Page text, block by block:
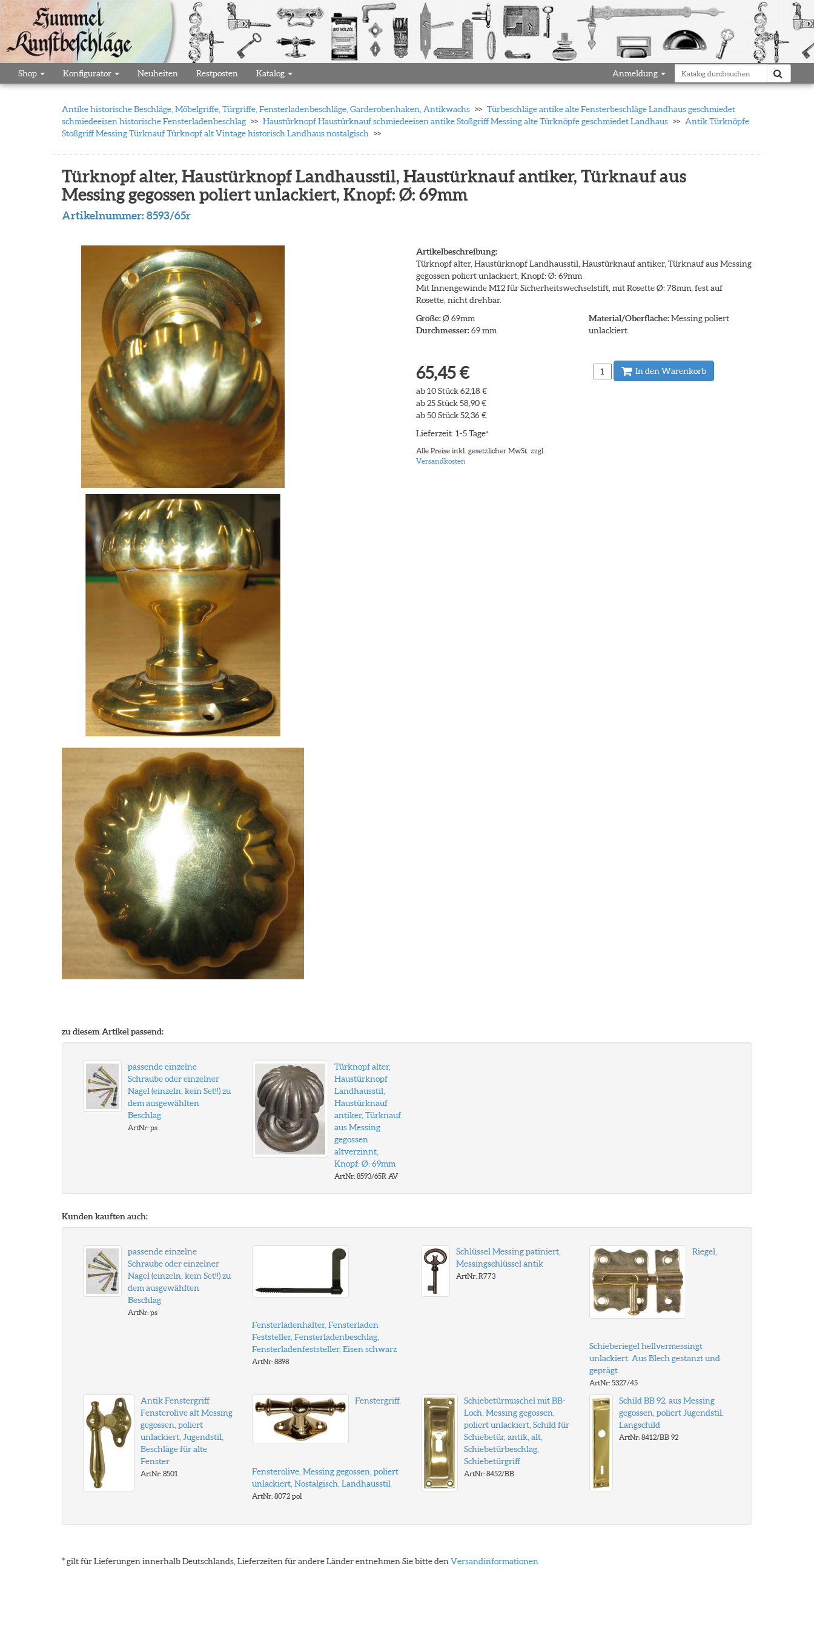
Shop Konfigurator Neuheiten Restposten Katalog Anmeldung
Antike historische Beschläge, Möbelgriffe, Türgriffe, Fensterladenbeschläge, Garderobenhaken, Antikwachs
Türbeschläge antike alte Fensterbeschläge Landhaus geschmiedet
schmiedeeisen historische Fensterladenbeschlag
Haustürknopf Haustürknauf schmiedeeisen antike Stoßgriff Messing alte Türknöpfe geschmiedet Landhaus
Antik Türknöpfe
Stoßgriff Messing Türknauf Türknopf alt Vintage historisch Landhaus nostalgisch
Türknopf alter, Haustürknopf Landhausstil, Haustürknauf antiker, Türknauf aus
Messing gegossen poliert unlackiert, Knopf: Ø: 69mm
Artikelnummer:8593/65r
Artikelbeschreibung:
Türknopf alter, Haustürknopf Landhausstil, Haustürknauf antiker, Türknauf aus Messing
gegossen poliert unlackiert, Knopf: Ø: 69mm
Mit Innengewinde M12 für Sicherheitswechselstift, mit Rosette Ø: 78mm, fest auf
Rosette, nicht drehbar.
Größe:Ø 69mm
Durchmesser:69 mm
Material/Oberfläche:Messing poliert
unlackiert
65,45 €
ab 10 Stück 62,18 €
ab 25 Stück 58,90 €
ab 50 Stück 52,36 €
Lieferzeit: 1-5 Tage*
Alle Preise inkl. gesetzlicher MwSt. zzgl.
Versandkosten
In den Warenkorb
zu diesem Artikel passend:
passende einzelne
Schraube oder einzelner
Nagel (einzeln, kein Set!!) zu
dem ausgewählten
Beschlag
ArtNr: ps
Türknopf alter,
Haustürknopf
Landhausstil,
Haustürknauf
antiker, Türknauf
aus Messing
gegossen
altverzinnt,
Knopf: Ø: 69mm
ArtNr: 8593/65R AV
Kunden kauften auch:
passende einzelne
Schraube oder einzelner
Nagel (einzeln, kein Set!!) zu
dem ausgewählten
Beschlag
ArtNr: ps
Fensterladenhalter, Fensterladen
Feststeller, Fensterladenbeschlag,
Fensterladenfeststeller, Eisen schwarz
ArtNr: 8898
Schlüssel Messing patiniert,
Messingschlüssel antik
ArtNr: R773
Riegel,
Schieberiegel hellvermessingt
unlackiert. Aus Blech gestanzt und
geprägt.
ArtNr: 5327/45
Antik Fenstergriff
Fensterolive alt Messing
gegossen, poliert
unlackiert, Jugendstil,
Beschläge für alte
Fenster
ArtNr: 8501
Fenstergriff,
Fensterolive, Messing gegossen, poliert
unlackiert, Nostalgisch, Landhausstil
ArtNr: 8072 pol
Schiebetürmuschel mit BB-
Loch, Messing gegossen,
poliert unlackiert, Schild für
Schiebetür, antik, alt,
Schiebetürbeschlag,
Schiebetürgriff
ArtNr: 8452/BB
Schild BB 92, aus Messing
gegossen, poliert Jugendstil,
Langschild
ArtNr: 8412/BB 92
* gilt für Lieferungen innerhalb Deutschlands, Lieferzeiten für andere Länder entnehmen Sie bitte den Versandinformationen